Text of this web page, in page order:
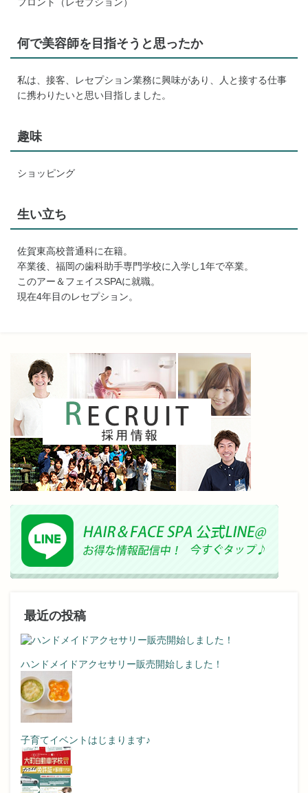
何で美容師を目指そうと思ったか
私は、接客、レセプション業務に興味があり、人と接する仕事
に携わりたいと思い目指しました。
趣味
ショッピング
生い立ち
佐賀東高校普通科に在籍。
卒業後、福岡の歯科助手専門学校に入学し1年で卒業。
このアー＆フェイスSPAに就職。
現在4年目のレセプション。
最近の投稿
ハンドメイドアクセサリー販売開始しました！
子育てイベントはじまります♪